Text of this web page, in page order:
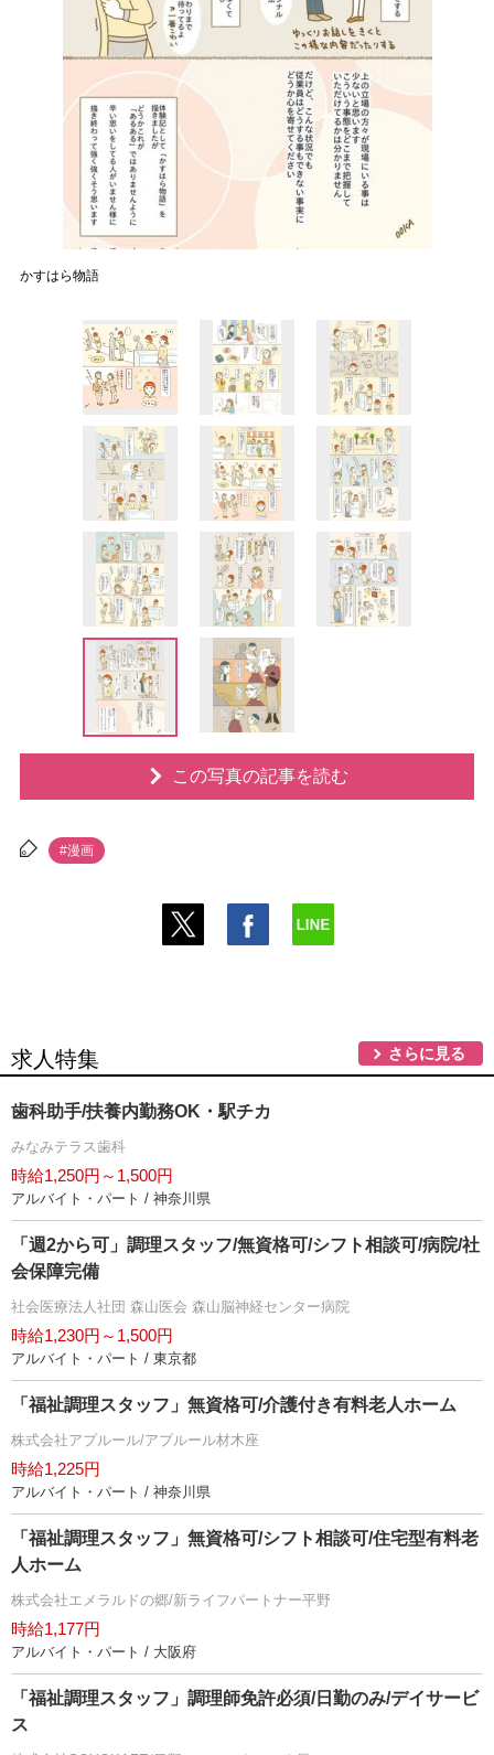
かすはら物語
この写真の記事を読む
#漫画
求人特集 さらに見る
歯科助手/扶養内勤務OK・駅チカ
みなみテラス歯科
時給1,250円～1,500円
アルバイト・パート / 神奈川県
「週2から可」調理スタッフ/無資格可/シフト相談可/病院/社
会保障完備
社会医療法人社団 森山医会 森山脳神経センター病院
時給1,230円～1,500円
アルバイト・パート / 東京都
「福祉調理スタッフ」無資格可/介護付き有料老人ホーム
株式会社アプルール/アプルール材木座
時給1,225円
アルバイト・パート / 神奈川県
「福祉調理スタッフ」無資格可/シフト相談可/住宅型有料老
人ホーム
株式会社エメラルドの郷/新ライフパートナー平野
時給1,177円
アルバイト・パート / 大阪府
「福祉調理スタッフ」調理師免許必須/日勤のみ/デイサービ
ス